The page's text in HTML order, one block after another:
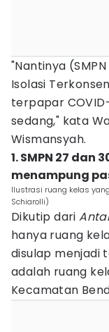
"Nantinya
Isolasi
terpapar
sedang," kata
Wismansyah.
1. SMPN 27
menampung
Ilustrasi ruang kelas
Schiarolli)
Dikutip dari
hanya ruang
disulap menjadi
adalah ruang
Kecamatan